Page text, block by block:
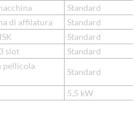
Standard
di affilatura
Standard
Standard
slot
Standard
pellicola
Standard
5,5 kW